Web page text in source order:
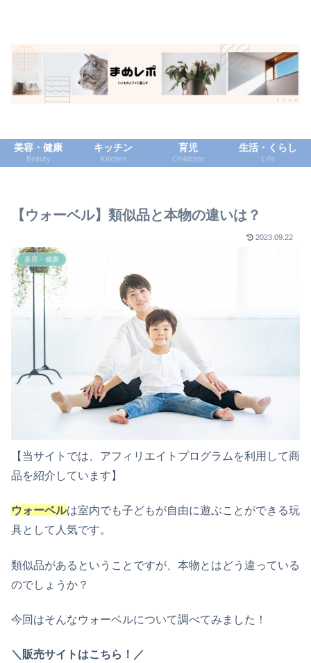
美容・健康
Beauty
キッチン
Kitchen
育児
Childcare
生活・くらし
Life
【ウォーベル】類似品と本物の違いは？
2023.09.22
美容・健康
【当サイトでは、アフィリエイトプログラムを利用して商
品を紹介しています】
ウォーベルは室内でも子どもが自由に遊ぶことができる玩
具として人気です。
類似品があるということですが、本物とはどう違っている
のでしょうか？
今回はそんなウォーベルについて調べてみました！
＼販売サイトはこちら！／